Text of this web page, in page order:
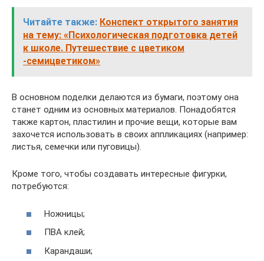
Читайте также: Конспект открытого занятия
на тему: «Психологическая подготовка детей
к школе. Путешествие с цветиком
-семицветиком»
В основном поделки делаются из бумаги, поэтому она
станет одним из основных материалов. Понадобятся
также картон, пластилин и прочие вещи, которые вам
захочется использовать в своих аппликациях (например:
листья, семечки или пуговицы).
Кроме того, чтобы создавать интересные фигурки,
потребуются:
Ножницы;
ПВА клей;
Карандаши;